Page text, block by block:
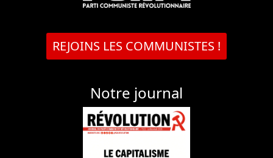
REJOINS LES COMMUNISTES !
Notre journal